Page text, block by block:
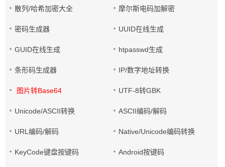
散列/哈希加密大全 摩尔斯电码加解密
密码生成器 UUID在线生成
GUID在线生成 htpasswd生成
条形码生成器 IP/数字地址转换
图片转Base64 UTF-8转GBK
Unicode/ASCII转换 ASCII编码/解码
URL编码/解码 Native/Unicode编码转换
KeyCode键盘按键码 Android按键码